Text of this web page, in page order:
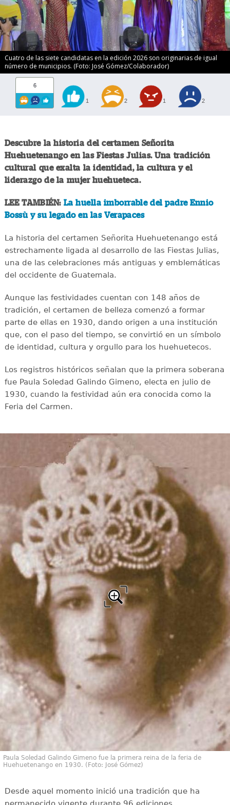
Cuatro de las siete candidatas en la edición 2026 son originarias de igual
número de municipios. (Foto: José Gómez/Colaborador)
6
1 2 1 2
Descubre la historia del certamen Señorita
Huehuetenango en las Fiestas Julias. Una tradición
cultural que exalta la identidad, la cultura y el
liderazgo de la mujer huehueteca.
LEE TAMBIÉN: La huella imborrable del padre Ennio
Bossù y su legado en las Verapaces
La historia del certamen Señorita Huehuetenango está
estrechamente ligada al desarrollo de las Fiestas Julias,
una de las celebraciones más antiguas y emblemáticas
del occidente de Guatemala.
Aunque las festividades cuentan con 148 años de
tradición, el certamen de belleza comenzó a formar
parte de ellas en 1930, dando origen a una institución
que, con el paso del tiempo, se convirtió en un símbolo
de identidad, cultura y orgullo para los huehuetecos.
Los registros históricos señalan que la primera soberana
fue Paula Soledad Galindo Gimeno, electa en julio de
1930, cuando la festividad aún era conocida como la
Feria del Carmen.
Paula Soledad Galindo Gimeno fue la primera reina de la feria de
Huehuetenango en 1930. (Foto: José Gómez)
Desde aquel momento inició una tradición que ha